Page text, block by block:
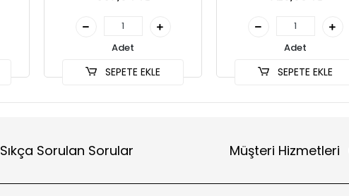
Adet
SEPETE EKLE
Adet
SEPETE EKLE
Sıkça Sorulan Sorular Müşteri Hizmetleri